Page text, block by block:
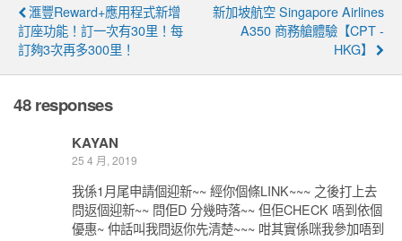
滙豐Reward+應用程式新增
訂座功能！訂一次有30里！每
訂夠3次再多300里！
新加坡航空 Singapore Airlines
A350 商務艙體驗【CPT -
HKG】
48 responses
KAYAN
25 4 月, 2019
我係1月尾申請個迎新~~ 經你個條LINK~~~ 之後打上去
問返個迎新~~ 問佢D 分幾時落~~ 但佢CHECK 唔到依個
優惠~ 仲話叫我問返你先清楚~~~ 咁其實係咪我參加唔到